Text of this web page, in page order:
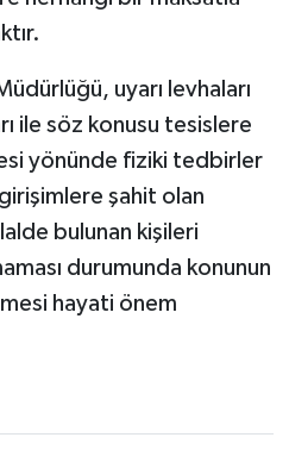
uyarı levhaları
ile söz konusu tesislere
yönünde fiziki tedbirler
şahit olan
bulunan kişileri
durumunda konunun
hayati önem